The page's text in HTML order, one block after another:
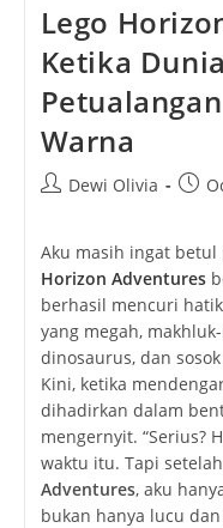
Lego
Ketika
Warna
PostDewi Olivia
Post
Aku masih ingat
Horizon Adventures
berhasil mencuri
yang megah,
dinosaurus, dan
Kini, ketika
dihadirkan dalam
mengernyit. “Serius?
waktu itu. Tapi
Adventures, aku
bukan hanya lucu